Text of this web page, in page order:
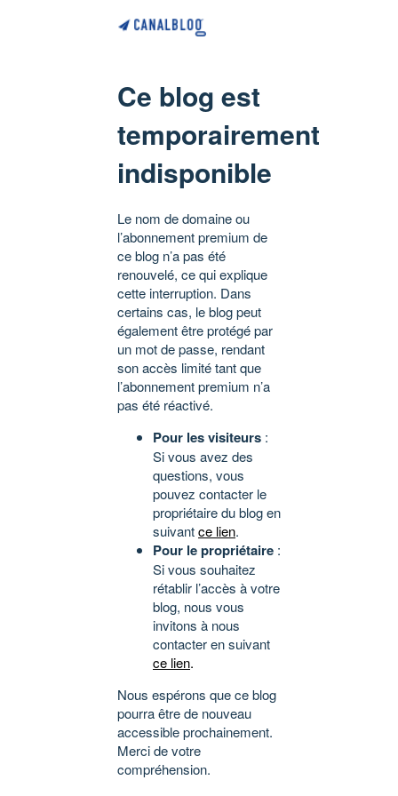
Ce blog est
temporairement
indisponible
Le nom de domaine ou
l’abonnement premium de
ce blog n’a pas été
renouvelé, ce qui explique
cette interruption. Dans
certains cas, le blog peut
également être protégé par
un mot de passe, rendant
son accès limité tant que
l’abonnement premium n’a
pas été réactivé.
Pour les visiteurs :
Si vous avez des
questions, vous
pouvez contacter le
propriétaire du blog en
suivantce lien.
Pour le propriétaire :
Si vous souhaitez
rétablir l’accès à votre
blog, nous vous
invitons à nous
contacter en suivant
ce lien.
Nous espérons que ce blog
pourra être de nouveau
accessible prochainement.
Merci de votre
compréhension.